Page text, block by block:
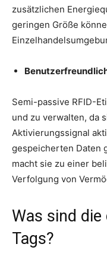
zusätzlichen
geringen Größe
Semi-passive RFID-
und zu verwalten, da
Aktivierungssignal
gespeicherten Daten
macht sie zu einer
Verfolgung von
Was sind die
Tags?